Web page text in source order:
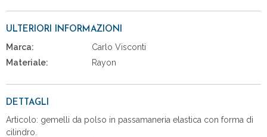
ULTERIORI INFORMAZIONI
Marca:
Carlo Visconti
Materiale:
Rayon
DETTAGLI
Articolo: gemelli da polso in passamaneria elastica con forma di
cilindro.